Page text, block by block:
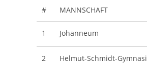
# MANNSCHAFT
1 Johanneum
2 Helmut-Schmidt-